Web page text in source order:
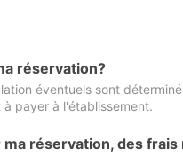
réservation?
éventuels sont
payer à l'établissement.
ma réservation, des